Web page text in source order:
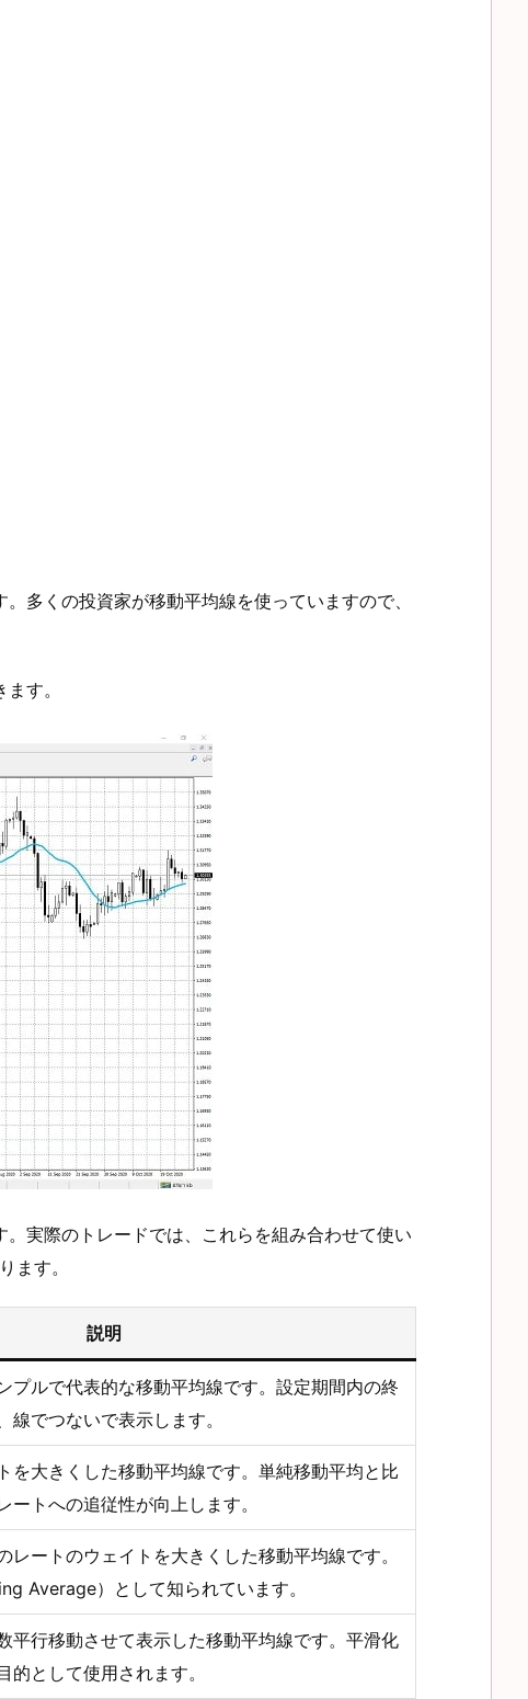
多くの投資家が移動平均線を使っていますので、
す。
実際のトレードでは、これらを組み合わせて使い
ます。
説明
プルで代表的な移動平均線です。設定期間内の終
でつないで表示します。
を大きくした移動平均線です。単純移動平均と比
トへの追従性が向上します。
レートのウェイトを大きくした移動平均線です。
Average）として知られています。
平行移動させて表示した移動平均線です。平滑化
的として使用されます。